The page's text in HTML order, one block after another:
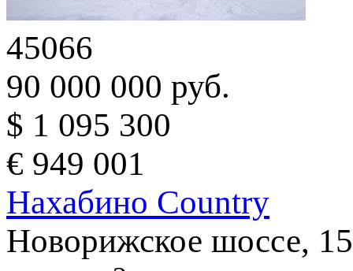
45066
90 000 000 руб.
$ 1 095 300
€ 949 001
Нахабино Country
Новорижское шоссе,